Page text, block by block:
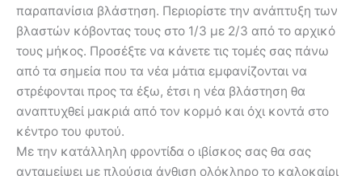
παραπανίσια βλάστηση. Περιορίστε την ανάπτυξη των
βλαστών κόβοντας τους στο 1/3 με 2/3 από το αρχικό
τους μήκος. Προσέξτε να κάνετε τις τομές σας πάνω
από τα σημεία που τα νέα μάτια εμφανίζονται να
στρέφονται προς τα έξω, έτσι η νέα βλάστηση θα
αναπτυχθεί μακριά από τον κορμό και όχι κοντά στο
κέντρο του φυτού.
Με την κατάλληλη φροντίδα ο ιβίσκος σας θα σας
ανταμείψει με πλούσια άνθιση ολόκληρο το καλοκαίρι